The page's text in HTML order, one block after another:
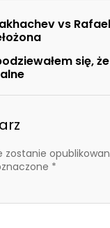
vs
się,
*